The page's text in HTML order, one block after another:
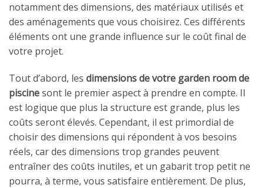
notamment des dimensions, des matériaux utilisés et
des aménagements que vous choisirez. Ces différents
éléments ont une grande influence sur le coût final de
votre projet.
Tout d’abord, les dimensions de votre garden room de
piscinesont le premier aspect à prendre en compte. Il
est logique que plus la structure est grande, plus les
coûts seront élevés. Cependant, il est primordial de
choisir des dimensions qui répondent à vos besoins
réels, car des dimensions trop grandes peuvent
entraîner des coûts inutiles, et un gabarit trop petit ne
pourra, à terme, vous satisfaire entièrement. De plus,